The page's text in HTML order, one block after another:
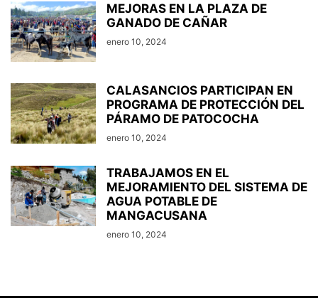
MEJORAS EN LA PLAZA DE
GANADO DE CAÑAR
enero 10, 2024
CALASANCIOS PARTICIPAN EN
PROGRAMA DE PROTECCIÓN DEL
PÁRAMO DE PATOCOCHA
enero 10, 2024
TRABAJAMOS EN EL
MEJORAMIENTO DEL SISTEMA DE
AGUA POTABLE DE
MANGACUSANA
enero 10, 2024